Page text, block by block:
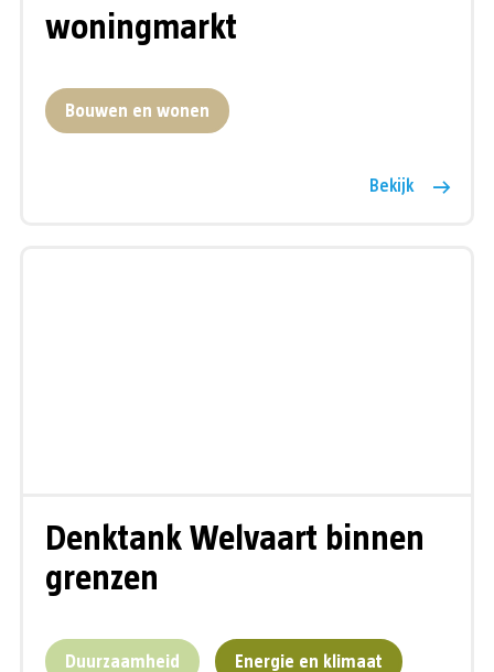
woningmarkt
Bouwen en wonen
Bekijk
Denktank Welvaart binnen
grenzen
Duurzaamheid Energie en klimaat